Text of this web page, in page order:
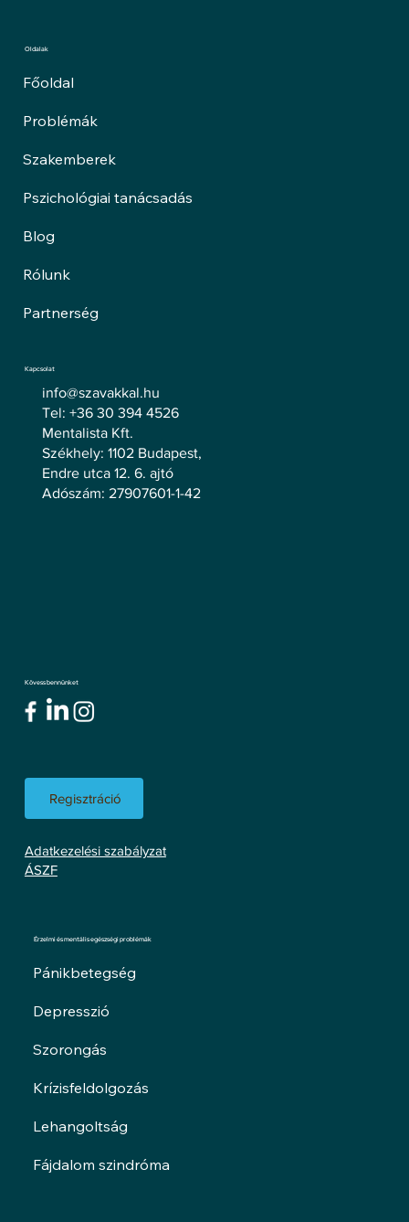
Oldalak
Főoldal
Problémák
Szakemberek
Pszichológiai tanácsadás
Blog
Rólunk
Partnerség
Kapcsolat
info@szavakkal.hu
Tel: +36 30 394 4526
Mentalista Kft.
Székhely: 1102 Budapest,
Endre utca 12. 6. ajtó
Adószám: 27907601-1-42
Kövess bennünket
Regisztráció
Adatkezelési szabályzat
ÁSZF
Érzelmi és mentális egészségi problémák
Pánikbetegség
Depresszió
Szorongás
Krízisfeldolgozás
Lehangoltság
Fájdalom szindróma